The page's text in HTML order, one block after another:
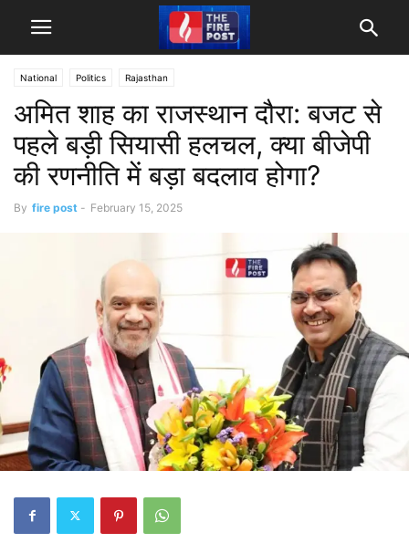
National Politics Rajasthan
अमित शाह का राजस्थान दौरा: बजट से
पहले बड़ी सियासी हलचल, क्या बीजेपी
की रणनीति में बड़ा बदलाव होगा?
By fire post - February 15, 2025